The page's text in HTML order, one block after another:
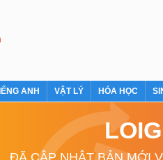
ANH VẬT LÝ HÓA HỌC
ĐÃ CẬP NHẬT BẢN MỚI